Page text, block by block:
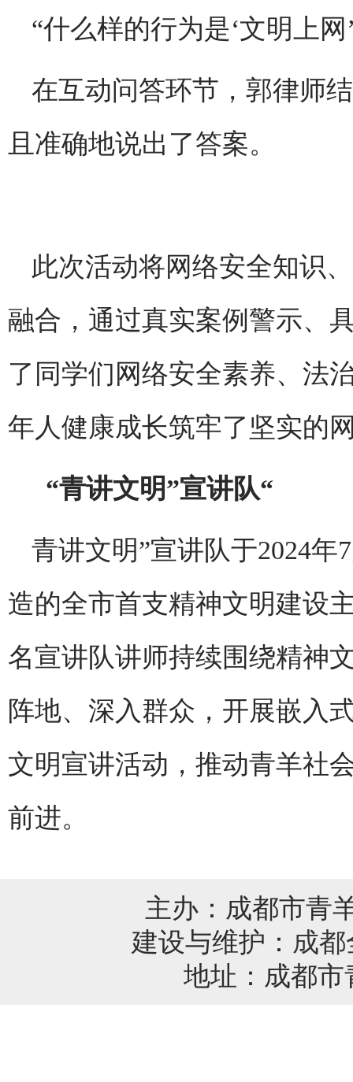
“什么样的行为是‘文明上网
在互动问答环节，郭律师
且准确地说出了答案。
此次活动将网络安全知识
融合，通过真实案例警示、
了同学们网络安全素养、法
年人健康成长筑牢了坚实的
“青讲文明”宣讲队“
青讲文明”宣讲队于2024
造的全市首支精神文明建设
名宣讲队讲师持续围绕精神
阵地、深入群众，开展嵌入
文明宣讲活动，推动青羊社
前进。
主办：成都市青
建设与维护： 成
地址：成都